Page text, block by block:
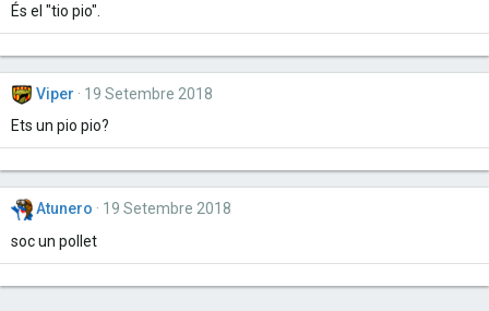
És el "tio pio".
Viper
19 Setembre 2018
Ets un pio pio?
Atunero
19 Setembre 2018
soc un pollet